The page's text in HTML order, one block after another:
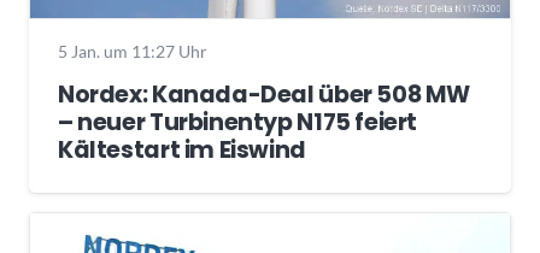
5 Jan. um 11:27 Uhr
Nordex: Kanada-Deal über 508 MW
– neuer Turbinentyp N175 feiert
Kältestart im Eiswind